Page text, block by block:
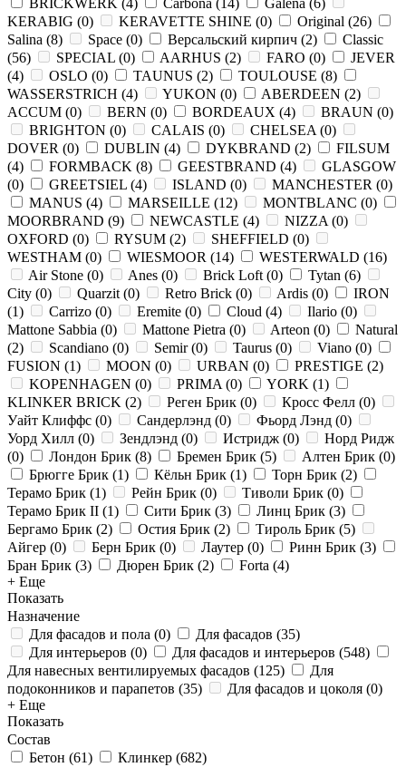
BRICKWERK (4) Carbona (14) Galena (6)
KERABIG (0) KERAVETTE SHINE (0) Original (26)
Salina (8) Space (0) Версальский кирпич (2)
Classic
(56) SPECIAL (0) AARHUS (2) FARO (0)
JEVER
(4) OSLO (0) TAUNUS (2) TOULOUSE (8)
WASSERSTRICH (4) YUKON (0) ABERDEEN (2)
ACCUM (0) BERN (0) BORDEAUX (4) BRAUN (0)
BRIGHTON (0) CALAIS (0) CHELSEA (0)
DOVER (0) DUBLIN (4) DYKBRAND (2)
FILSUM
(4) FORMBACK (8) GEESTBRAND (4)
GLASGOW
(0) GREETSIEL (4) ISLAND (0) MANCHESTER (0)
MANUS (4) MARSEILLE (12) MONTBLANC (0)
MOORBRAND (9) NEWCASTLE (4) NIZZA (0)
OXFORD (0) RYSUM (2) SHEFFIELD (0)
WESTHAM (0) WIESMOOR (14) WESTERWALD (16)
Air Stone (0) Anes (0) Brick Loft (0) Tytan (6)
City (0) Quarzit (0) Retro Brick (0) Ardis (0)
IRON
(1) Carrizo (0) Eremite (0) Cloud (4) Ilario (0)
Mattone Sabbia (0) Mattone Pietra (0) Arteon (0)
Natural
(2) Scandiano (0) Semir(0) Taurus (0) Viano (0)
FUSION (1) MOON (0) URBAN (0) PRESTIGE (2)
KOPENHAGEN (0) PRIMA (0) YORK (1)
KLINKER BRICK (2) Реген Брик (0) Кросс Фелл (0)
Уайт Клиффс (0) Сандерлэнд (0) Фьорд Лэнд (0)
Уорд Хилл (0) Зендлэнд (0) Истридж (0)
Норд Ридж
(0) Лондон Брик (8) Бремен Брик (5) Алтен Брик (0)
Брюгге Брик (1) Кёльн Брик (1) Торн Брик (2)
Терамо Брик (1) Рейн Брик (0) Тиволи Брик (0)
Терамо Брик II (1) Сити Брик (3) Линц Брик (3)
Бергамо Брик (2) Остия Брик (2) Тироль Брик (5)
Айгер (0) Берн Брик (0) Лаутер (0) Ринн Брик (3)
Бран Брик (3) Дюрен Брик (2) Forta (4)
+ Еще
Показать
Назначение
Для фасадов и пола (0) Для фасадов (35)
Для интерьеров (0) Для фасадов и интерьеров (548)
Для навесных вентилируемых фасадов (125)
Для
подоконников и парапетов (35) Для фасадов и цоколя (0)
+ Еще
Показать
Состав
Бетон (61) Клинкер (682)